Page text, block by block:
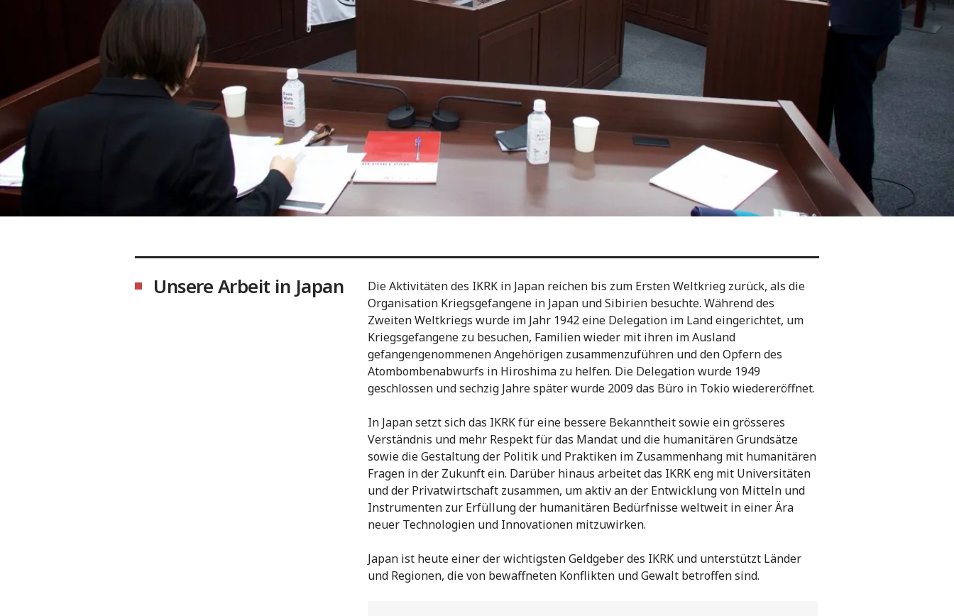
Unsere Arbeit in Japan
Die Aktivitäten des IKRK in Japan reichen bis zum Ersten Weltkrieg zurück, als die
Organisation Kriegsgefangene in Japan und Sibirien besuchte. Während des
Zweiten Weltkriegs wurde im Jahr 1942 eine Delegation im Land eingerichtet, um
Kriegsgefangene zu besuchen, Familien wieder mit ihren im Ausland
gefangengenommenen Angehörigen zusammenzuführen und den Opfern des
Atombombenabwurfs in Hiroshima zu helfen. Die Delegation wurde 1949
geschlossen und sechzig Jahre später wurde 2009 das Büro in Tokio wiedereröffnet.
In Japan setzt sich das IKRK für eine bessere Bekanntheit sowie ein grösseres
Verständnis und mehr Respekt für das Mandat und die humanitären Grundsätze
sowie die Gestaltung der Politik und Praktiken im Zusammenhang mit humanitären
Fragen in der Zukunft ein. Darüber hinaus arbeitet das IKRK eng mit Universitäten
und der Privatwirtschaft zusammen, um aktiv an der Entwicklung von Mitteln und
Instrumenten zur Erfüllung der humanitären Bedürfnisse weltweit in einer Ära
neuer Technologien und Innovationen mitzuwirken.
Japan ist heute einer der wichtigsten Geldgeber des IKRK und unterstützt Länder
und Regionen, die von bewaffneten Konflikten und Gewalt betroffen sind.